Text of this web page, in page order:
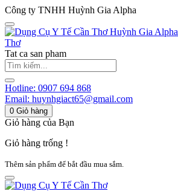
Công ty TNHH Huỳnh Gia Alpha
Huỳnh Gia Alpha
Thơ
Tat ca san pham
Hotline: 0907 694 868
Email: huynhgiact65@gmail.com
0 Giỏ hàng
Giỏ hàng của Bạn
Giỏ hàng trống !
Thêm sản phẩm để bắt đầu mua sắm.